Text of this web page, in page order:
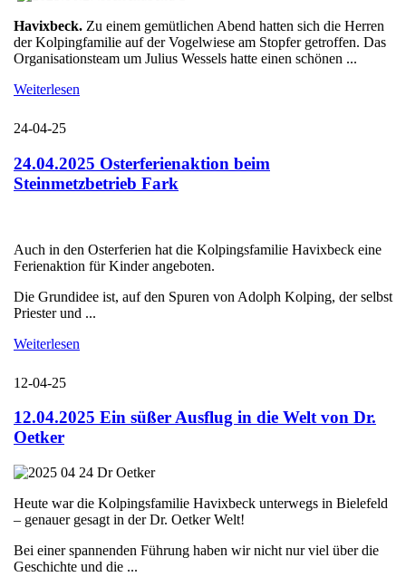
Havixbeck. Zu einem gemütlichen Abend hatten sich die Herren
der Kolpingfamilie auf der Vogelwiese am Stopfer getroffen. Das
Organisationsteam um Julius Wessels hatte einen schönen ...
Weiterlesen
24-04-25
24.04.2025 Osterferienaktion beim
Steinmetzbetrieb Fark
Auch in den Osterferien hat die Kolpingsfamilie Havixbeck eine
Ferienaktion für Kinder angeboten.
Die Grundidee ist, auf den Spuren von Adolph Kolping, der selbst
Priester und ...
Weiterlesen
12-04-25
12.04.2025 Ein süßer Ausflug in die Welt von Dr.
Oetker
Heute war die Kolpingsfamilie Havixbeck unterwegs in Bielefeld
– genauer gesagt in der Dr. Oetker Welt!
Bei einer spannenden Führung haben wir nicht nur viel über die
Geschichte und die ...